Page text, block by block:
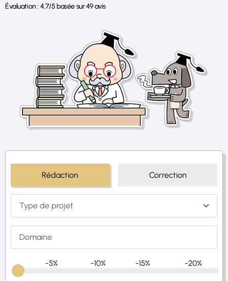
Évaluation : 4.7/5 basée sur49avis
Rédaction Correction
-5% -10% -15% -20%